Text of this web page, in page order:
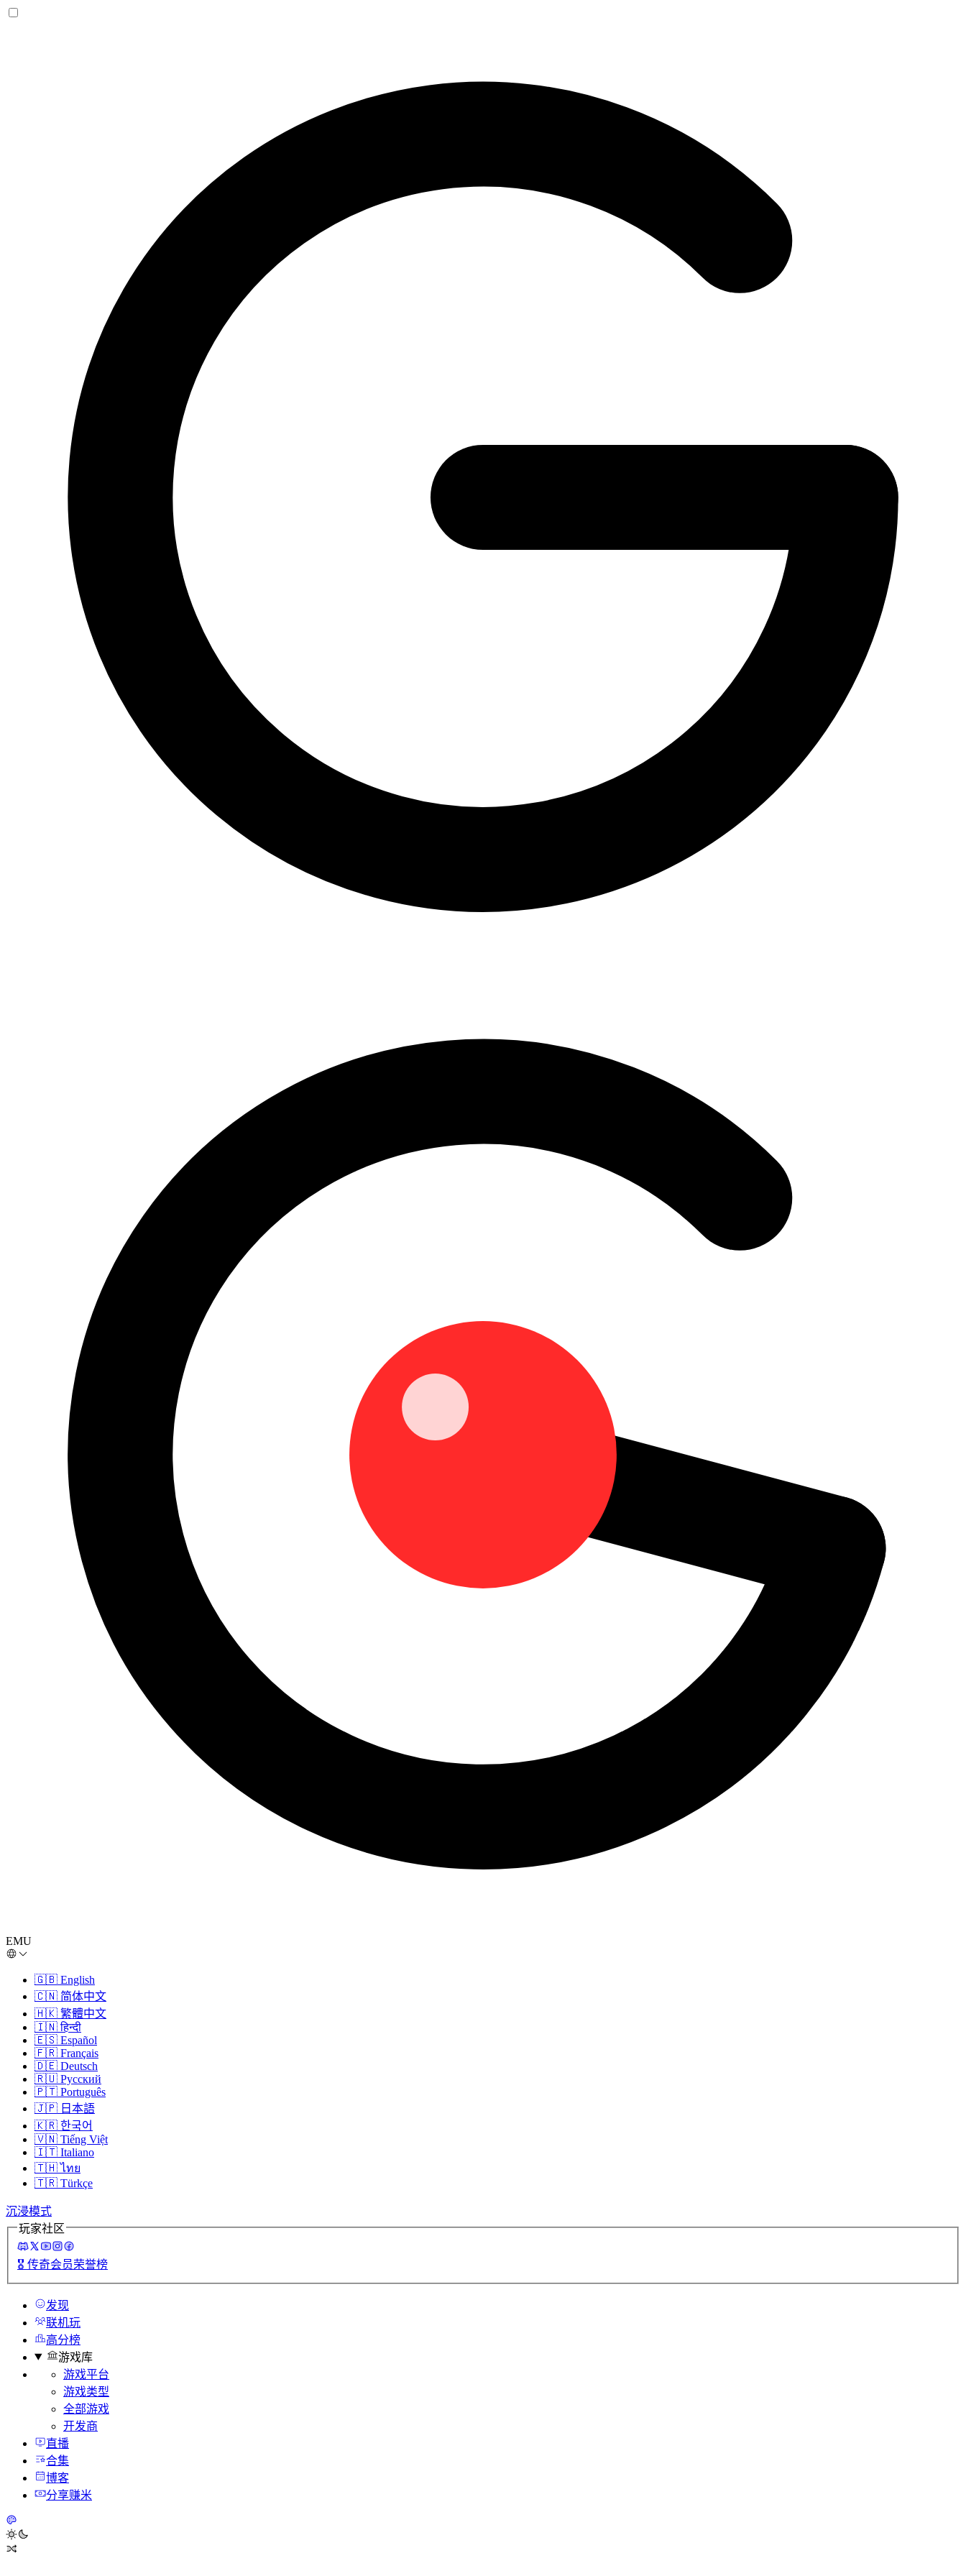
EMU
🇬🇧 English
🇨🇳 简体中文
🇭🇰 繁體中文
🇮🇳 हिन्दी
🇪🇸 Español
🇫🇷 Français
🇩🇪 Deutsch
🇷🇺 Русский
🇵🇹 Português
🇯🇵 日本語
🇰🇷 한국어
🇻🇳 Tiếng Việt
🇮🇹 Italiano
🇹🇭 ไทย
🇹🇷 Türkçe
沉浸模式
玩家社区
🎖️ 传奇会员荣誉榜
发现
联机玩
高分榜
游戏库
游戏平台
游戏类型
全部游戏
开发商
直播
合集
博客
分享赚米